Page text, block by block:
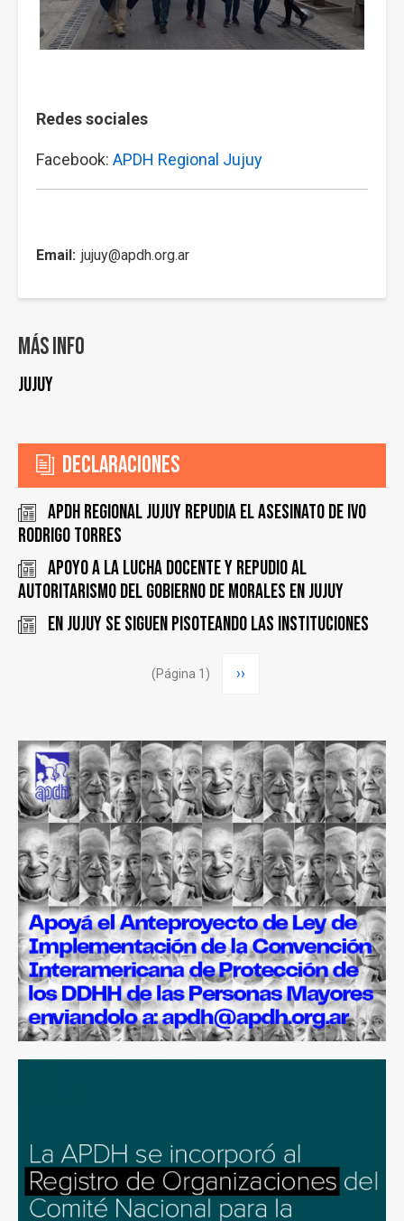
Redes sociales
Facebook: APDH Regional Jujuy
Email jujuy@apdh.org.ar
Más info
Jujuy
Declaraciones
APDH Regional Jujuy repudia el asesinato de IVO
RODRIGO TORRES
Apoyo a la lucha docente y repudio al
autoritarismo del gobierno de Morales en Jujuy
En Jujuy se siguen pisoteando las instituciones
(Página 1)
Siguiente
››